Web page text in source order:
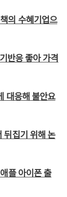
의 수혜기업으
반응 좋아 가격
대응해 불안요
집기 위해 논
플 아이폰 출